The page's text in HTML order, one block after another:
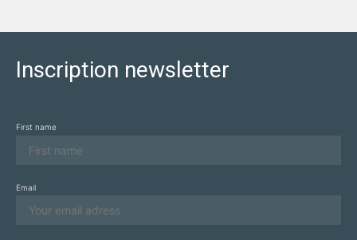
Inscription newsletter
First name
Email